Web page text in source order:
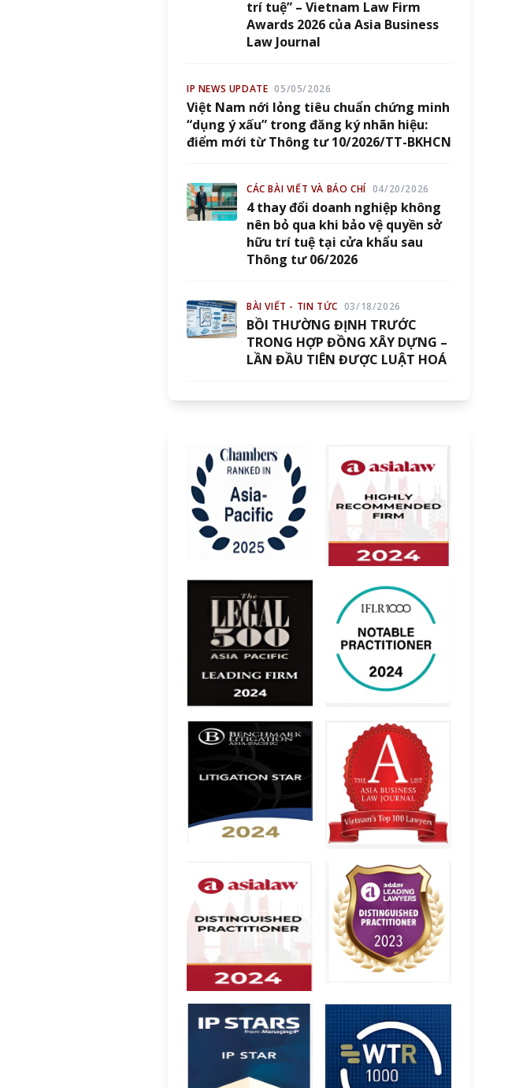
trí tuệ” – Vietnam Law Firm
Awards 2026 của Asia Business
Law Journal
IP NEWS UPDATE 05/05/2026
Việt Nam nới lỏng tiêu chuẩn chứng minh
“dụng ý xấu” trong đăng ký nhãn hiệu:
điểm mới từ Thông tư 10/2026/TT-BKHCN
CÁC BÀI VIẾT VÀ BÁO CHÍ 04/20/2026
4 thay đổi doanh nghiệp không
nên bỏ qua khi bảo vệ quyền sở
hữu trí tuệ tại cửa khẩu sau
Thông tư 06/2026
BÀI VIẾT - TIN TỨC 03/18/2026
BỒI THƯỜNG ĐỊNH TRƯỚC
TRONG HỢP ĐỒNG XÂY DỰNG –
LẦN ĐẦU TIÊN ĐƯỢC LUẬT HOÁ